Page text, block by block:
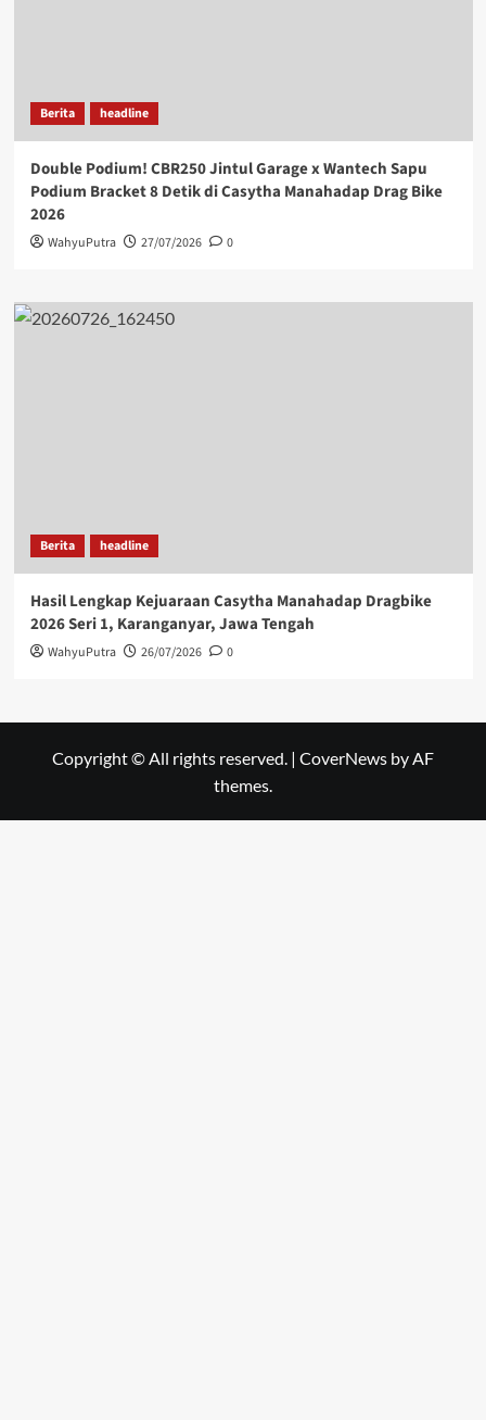
Berita headline
Double Podium! CBR250 Jintul Garage x Wantech Sapu
Podium Bracket 8 Detik di Casytha Manahadap Drag Bike
2026
WahyuPutra 27/07/2026 0
Berita headline
Hasil Lengkap Kejuaraan Casytha Manahadap Dragbike
2026 Seri 1, Karanganyar, Jawa Tengah
WahyuPutra 26/07/2026 0
Copyright © All rights reserved. | CoverNews by AF
themes.